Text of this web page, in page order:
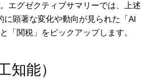
エグゼクティブサマリーでは、上述
に顕著な変化や動向が見られた「AI
「関税」をピックアップします。
知能）